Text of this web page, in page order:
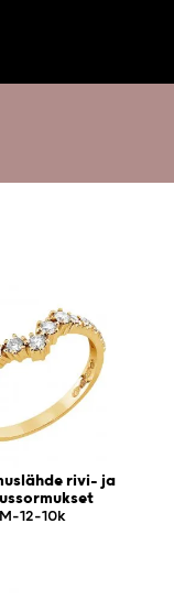
rivi- ja
M-12-10k